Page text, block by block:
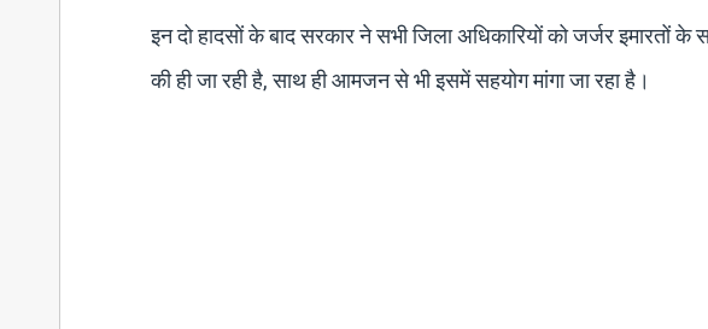
इन दो हादसों के बाद सरकार ने सभी जिला अधिकारियों को जर्जर इमारतों
की ही जा रही है, साथ ही आमजन से भी इसमें सहयोग मांगा जा रहा है।